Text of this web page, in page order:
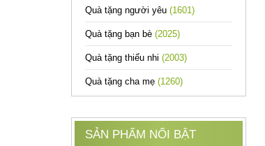
Quà tặng người yêu (1601)
Quà tặng bạn bè (2025)
Quà tặng thiếu nhi (2003)
Quà tặng cha mẹ (1260)
SẢN PHẨM NỔI BẬT